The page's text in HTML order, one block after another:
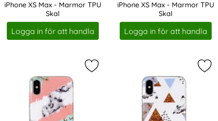
iPhone XS Max - Marmor TPU
Skal
Art. nr 3576
Logga in för att handla
iPhone XS Max - Marmor TPU
Skal
Art. nr 3581
Logga in för att handla
Markera iPhone XS Max - Marmor